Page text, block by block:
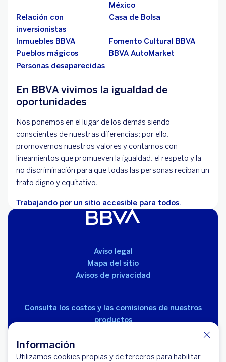
Información
Utilizamos cookies propias y de terceros para habilitar
México
Relación con
inversionistas
Casa de Bolsa
Inmuebles BBVA
Fomento Cultural BBVA
Pueblos mágicos
BBVA AutoMarket
Personas desaparecidas
En BBVA vivimos la igualdad de
oportunidades
Nos ponemos en el lugar de los demás siendo
conscientes de nuestras diferencias; por ello,
promovemos nuestros valores y contamos con
lineamientos que promueven la igualdad, el respeto y la
no discriminación para que todas las personas reciban un
trato digno y equitativo.
Trabajando por un sitio accesible para todos.
Aviso legal
Mapa del sitio
Avisos de privacidad
Consulta los costos y las comisiones de nuestros
productos